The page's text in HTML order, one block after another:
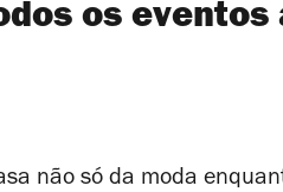
os
não só da moda